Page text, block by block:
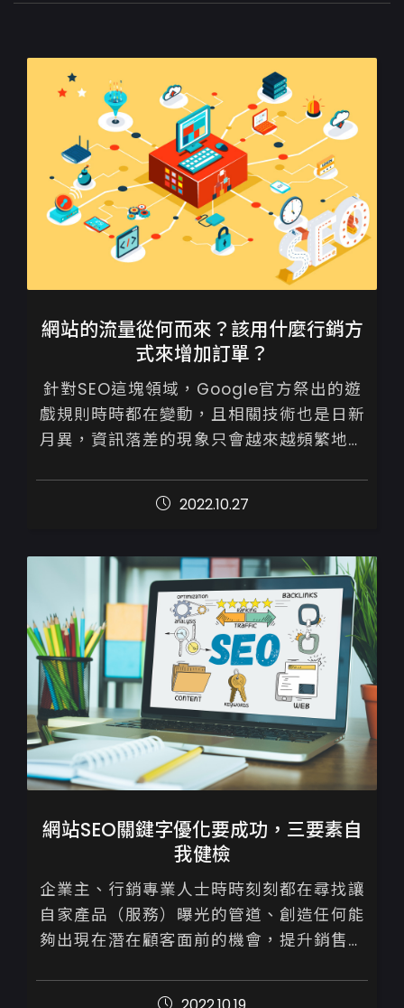
網站的流量從何而來？該用什麼行銷方
式來增加訂單？
針對SEO這塊領域，Google官方祭出的遊
戲規則時時都在變動，且相關技術也是日新
月異，資訊落差的現象只會越來越頻繁地發
為避免如此，建議您詢問或請專業人士來協
2022.10.27
網站SEO關鍵字優化要成功，三要素自
我健檢
企業主、行銷專業人士時時刻刻都在尋找讓
自家產品（服務）曝光的管道、創造任何能
夠出現在潛在顧客面前的機會，提升銷售。
身處網路世代，好消息是我們並不需要只單